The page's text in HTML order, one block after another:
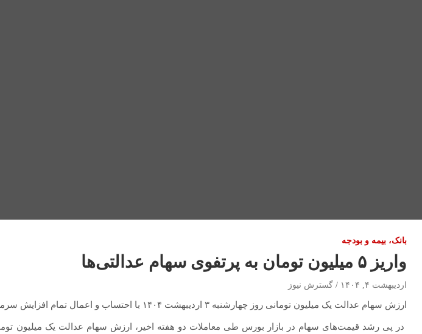
بانک، بیمه و بودجه
واریز ۵ میلیون تومان به پرتفوی سهام عدالتی‌ها
اردیبهشت ۴, ۱۴۰۴ گسترش نیوز
ارزش سهام عدالت یک میلیون تومانی روز چهارشنبه ۳ اردیبهشت ۱۴۰۴ با احتساب و اعمال تمام افزایش سرمایه‌های شرکت‌های بورسی در این سهام به ۴۲ میلیون و ۵۲۴ هزار تومان رسید.
در پی رشد قیمت‌های سهام در بازار بورس طی معاملات دو هفته اخیر، ارزش سهام عدالت یک میلیون